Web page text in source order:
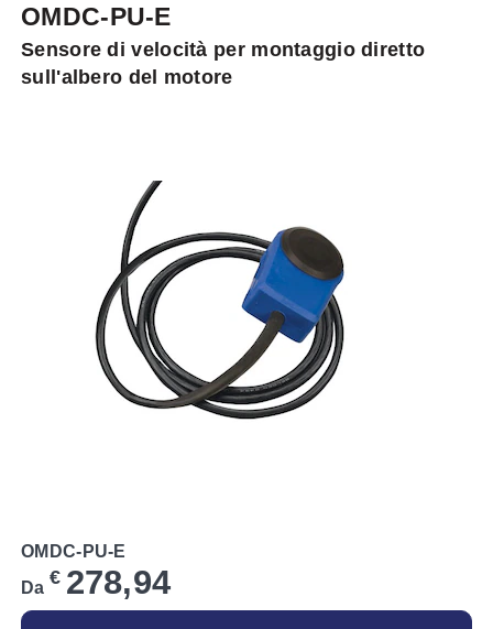
OMDC-PU-E
Sensore di velocità per montaggio diretto
sull'albero del motore
OMDC-PU-E
Da € 278,94